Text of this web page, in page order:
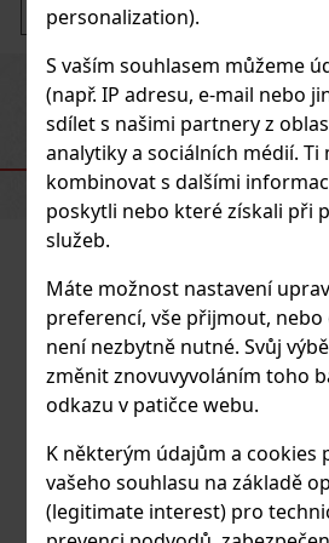
personalization).
S vaším souhlasem můžeme
(např. IP adresu, e-mail nebo
sdílet s našimi partnery z
analytiky a sociálních médií.
kombinovat s dalšími
poskytli nebo které získali při
služeb.
Máte možnost nastavení
preferencí, vše přijmout,
není nezbytně nutné. Svůj
změnit znovuvyvoláním toho
odkazu v patičce webu.
K některým údajům a cookies
vašeho souhlasu na základě
(legitimate interest) pro
Zino Humidor SM graphic leaf
SKLADEM (5 ks)
DOPORUČENÉ